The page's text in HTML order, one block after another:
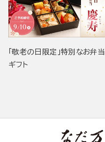
「敬老の日限定」特別なお弁当
ギフト